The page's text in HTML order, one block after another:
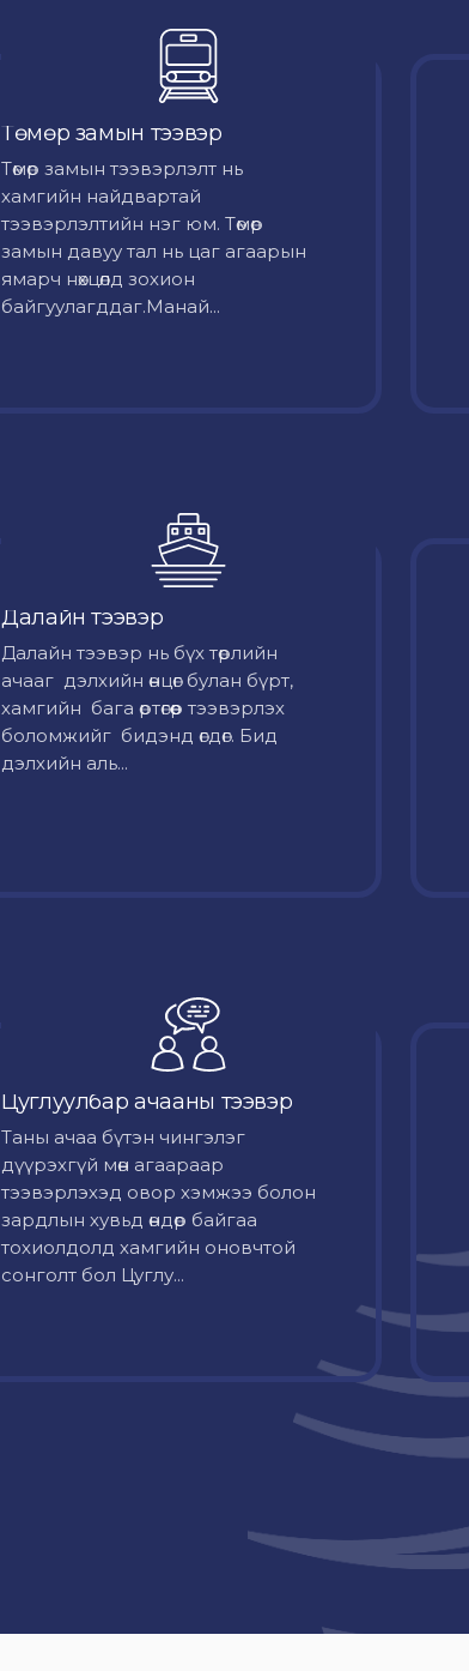
Төмөр замын тээвэр
Төмөр замын тээвэрлэлт нь
хамгийн найдвартай
тээвэрлэлтийн нэг юм. Төмөр
замын давуу тал нь цаг агаарын
ямарч нөхцөлд зохион
байгуулагддаг.Манай...
Далайн тээвэр
Далайн тээвэр нь бүх төрлийн
ачааг дэлхийн өнцөг булан бүрт,
хамгийн бага өртөгөөр тээвэрлэх
боломжийг бидэнд өгдөг. Бид
дэлхийн аль...
Цуглуулбар ачааны тээвэр
Таны ачаа бүтэн чингэлэг
дүүрэхгүй мөн агаараар
тээвэрлэхэд овор хэмжээ болон
зардлын хувьд өндөр байгаа
тохиолдолд хамгийн оновчтой
сонголт бол Цуглу...